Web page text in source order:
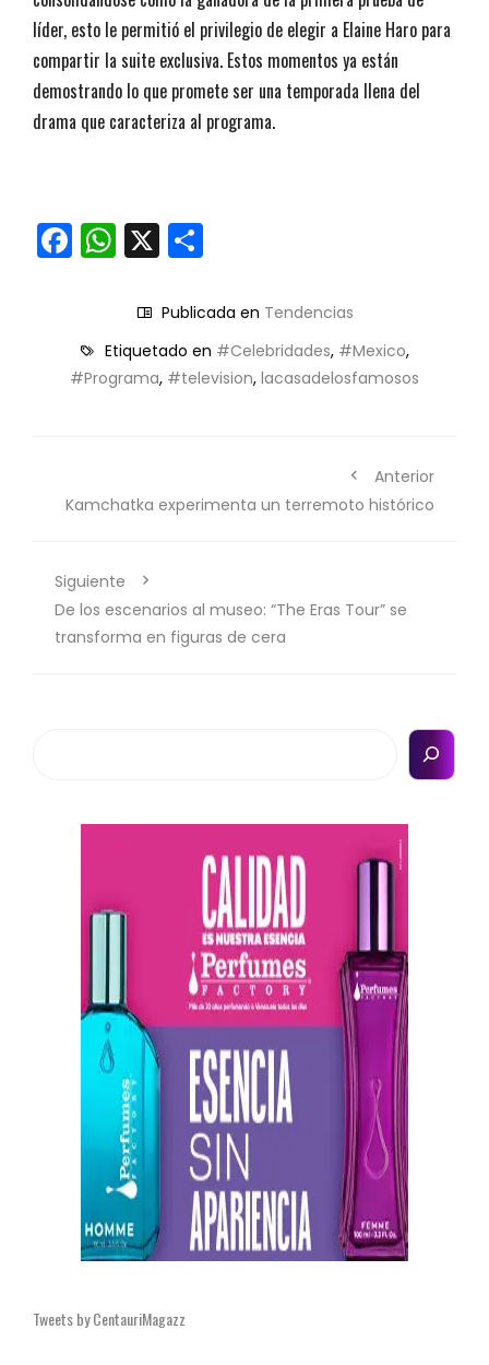
líder, esto le permitió el privilegio de elegir a Elaine Haro para
compartir la suite exclusiva. Estos momentos ya están
demostrando lo que promete ser una temporada llena del
drama que caracteriza al programa.
Facebook
WhatsApp
X
Publicada en Tendencias
Etiquetado en #Celebridades, #Mexico,
#Programa, #television, lacasadelosfamosos
Anterior
Kamchatka experimenta un terremoto histórico
Siguiente
De los escenarios al museo: “The Eras Tour” se
transforma en figuras de cera
Tweets by CentauriMagazz